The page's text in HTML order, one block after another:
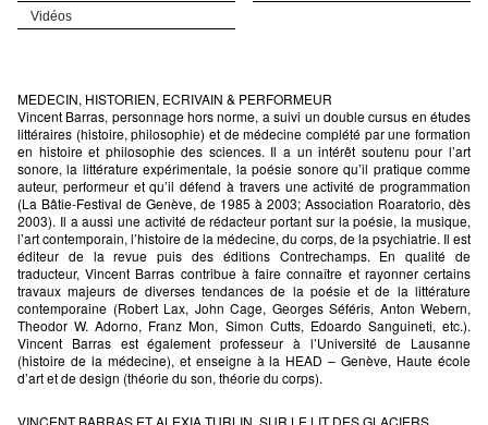
MEDECIN, HISTORIEN, ECRIVAIN & PERFORMEUR
Vincent Barras, personnage hors norme, a suivi un double cursus en études
littéraires (histoire, philosophie) et de médecine complété par une formation
en histoire et philosophie des sciences. Il a un intérêt soutenu pour l’art
sonore, la littérature expérimentale, la poésie sonore qu’il pratique comme
auteur, performeur et qu’il défend à travers une activité de programmation
(La Bâtie-Festival de Genève, de 1985 à 2003; Association Roaratorio, dès
2003). Il a aussi une activité de rédacteur portant sur la poésie, la musique,
l’art contemporain, l’histoire de la médecine, du corps, de la psychiatrie. Il est
éditeur de la revue puis des éditions Contrechamps. En qualité de
traducteur, Vincent Barras contribue à faire connaître et rayonner certains
travaux majeurs de diverses tendances de la poésie et de la littérature
contemporaine (Robert Lax, John Cage, Georges Séféris, Anton Webern,
Theodor W. Adorno, Franz Mon, Simon Cutts, Edoardo Sanguineti, etc.).
Vincent Barras est également professeur à l’Université de Lausanne
(histoire de la médecine), et enseigne à la HEAD – Genève, Haute école
d’art et de design (théorie du son, théorie du corps).
Vidéos